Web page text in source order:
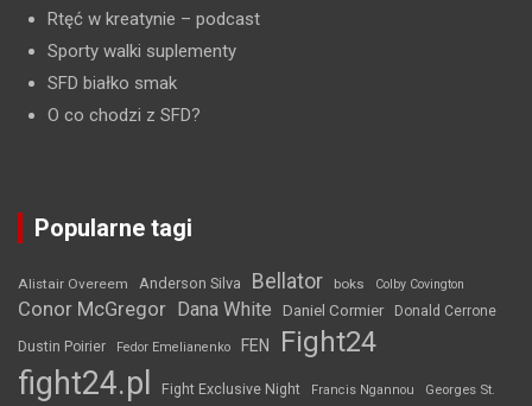
Rtęć w kreatynie – podcast
Sporty walki suplementy
SFD białko smak
O co chodzi z SFD?
Popularne tagi
Alistair Overeem Anderson Silva Bellator boks Colby Covington
Conor McGregor Dana White Daniel Cormier Donald Cerrone
Dustin Poirier Fedor Emelianenko FEN Fight24
fight24.pl Fight Exclusive Night Francis Ngannou
Georges St.